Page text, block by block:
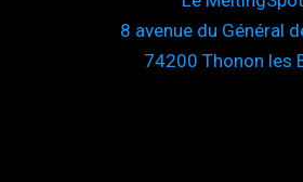
8 avenue du Général
74200 Thonon les